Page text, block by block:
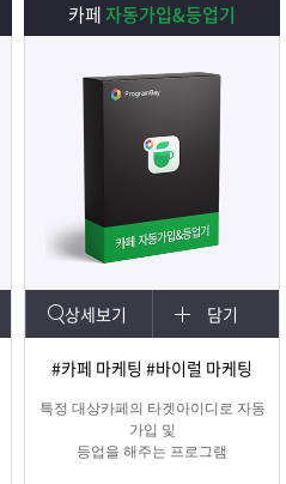
카페자동가입&등업기
상세보기 담기
#카페 마케팅 #바이럴 마케팅
특정 대상카페의 타겟아이디로 자동
가입 및
등업을 해주는 프로그램